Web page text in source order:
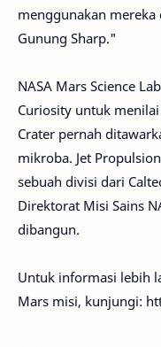
menggunakan
Gunung Sharp."
NASA Mars Science
Curiosity untuk
Crater pernah
mikroba. Jet
sebuah divisi dari
Direktorat Misi Sains
dibangun.
Untuk informasi lebih
Mars misi, kunjungi: